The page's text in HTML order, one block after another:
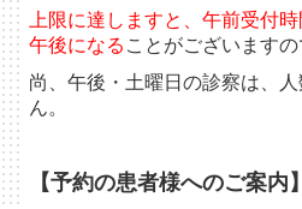
上限に達しますと、午前受付
午後になる ことがございますの
尚、午後・土曜日の診察は、
ん。
【予約の患者様へのご案内】